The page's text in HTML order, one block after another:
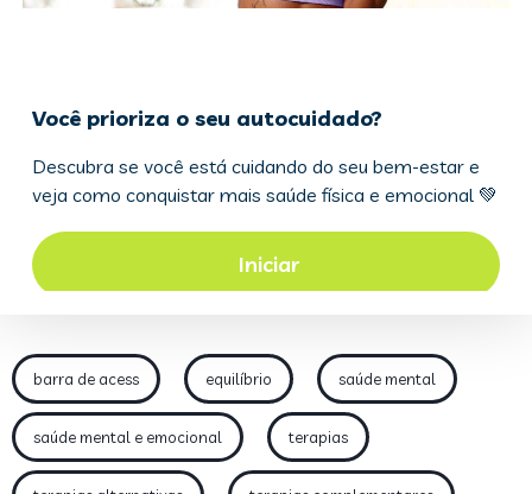
barra de acess equilíbrio saúde mental
saúde mental e emocional terapias